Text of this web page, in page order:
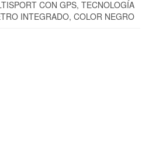
CON GPS, TECNOLOGÍA
INTEGRADO, COLOR NEGRO